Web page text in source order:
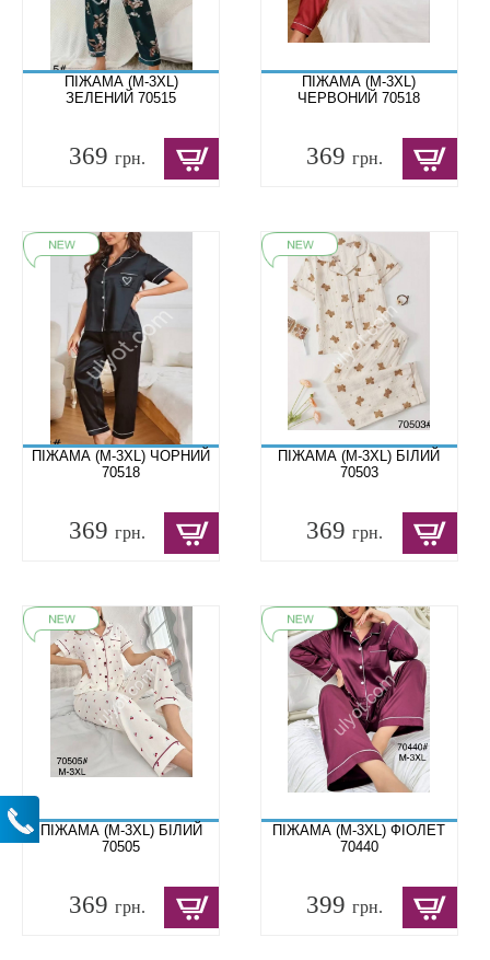
ПІЖАМА (M-3XL)
ЗЕЛЕНИЙ 70515
369 грн.
ПІЖАМА (M-3XL)
ЧЕРВОНИЙ 70518
369грн.
ПІЖАМА (M-3XL) ЧОРНИЙ
70518
369 грн.
ПІЖАМА (M-3XL) БІЛИЙ
70503
369грн.
ПІЖАМА (M-3XL) БІЛИЙ
70505
369 грн.
ПІЖАМА (M-3XL) ФІОЛЕТ
70440
399грн.